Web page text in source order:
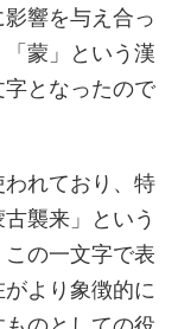
響を与え合っ
蒙」という漢
となったので
れており、特
襲来」という
の一文字で表
より象徴的に